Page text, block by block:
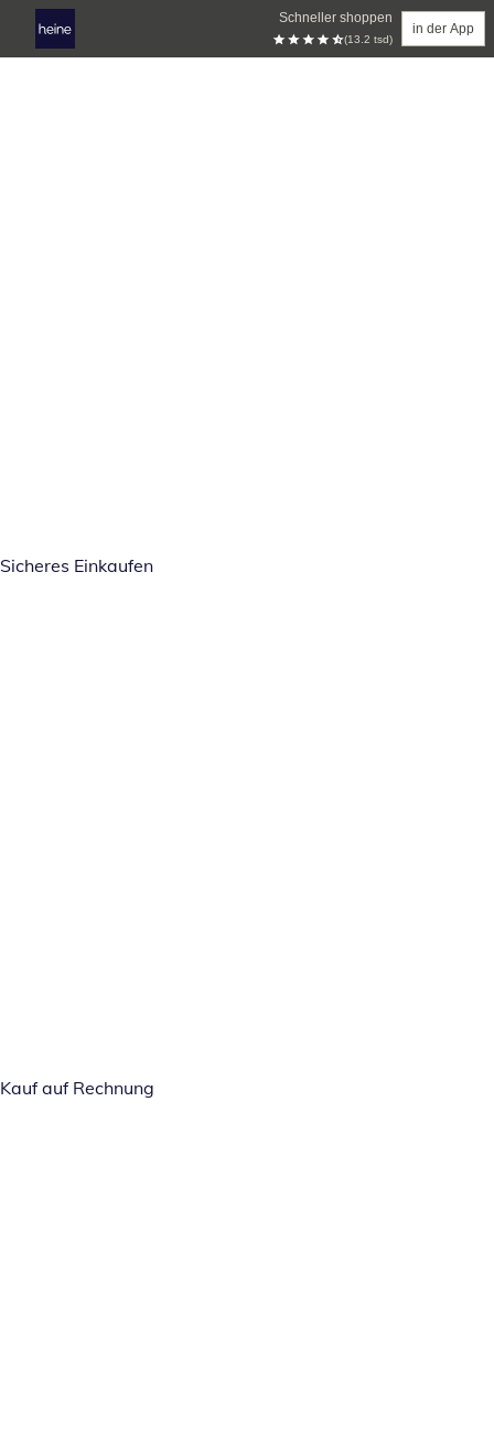
Schneller shoppen
(13.2 tsd)
in der App
Sicheres Einkaufen
Kauf auf Rechnung